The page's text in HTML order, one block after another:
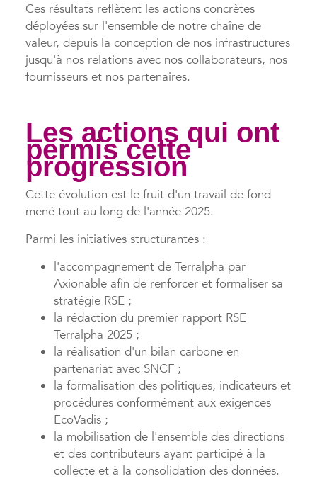
Ces résultats reflètent les actions concrètes
déployées sur l'ensemble de notre chaîne de
valeur, depuis la conception de nos infrastructures
jusqu'à nos relations avec nos collaborateurs, nos
fournisseurs et nos partenaires.
Les actions qui ont
permis cette
progression
Cette évolution est le fruit d'un travail de fond
mené tout au long de l'année 2025.
Parmi les initiatives structurantes :
l'accompagnement de Terralpha par
Axionable afin de renforcer et formaliser sa
stratégie RSE ;
la rédaction du premier rapport RSE
Terralpha 2025 ;
la réalisation d'un bilan carbone en
partenariat avec SNCF ;
la formalisation des politiques, indicateurs et
procédures conformément aux exigences
EcoVadis ;
la mobilisation de l'ensemble des directions
et des contributeurs ayant participé à la
collecte et à la consolidation des données.